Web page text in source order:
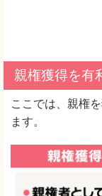
親権獲得を有
ここでは、親権
ます。